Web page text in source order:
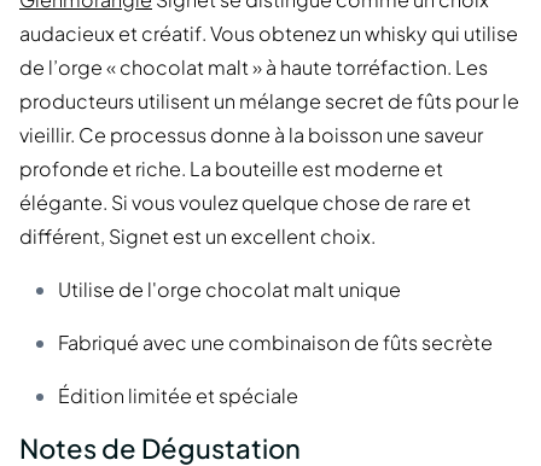
audacieux et créatif. Vous obtenez un whisky qui utilise
de l’orge « chocolat malt » à haute torréfaction. Les
producteurs utilisent un mélange secret de fûts pour le
vieillir. Ce processus donne à la boisson une saveur
profonde et riche. La bouteille est moderne et
élégante. Si vous voulez quelque chose de rare et
différent, Signet est un excellent choix.
Utilise de l'orge chocolat malt unique
Fabriqué avec une combinaison de fûts secrète
Édition limitée et spéciale
Notes de Dégustation